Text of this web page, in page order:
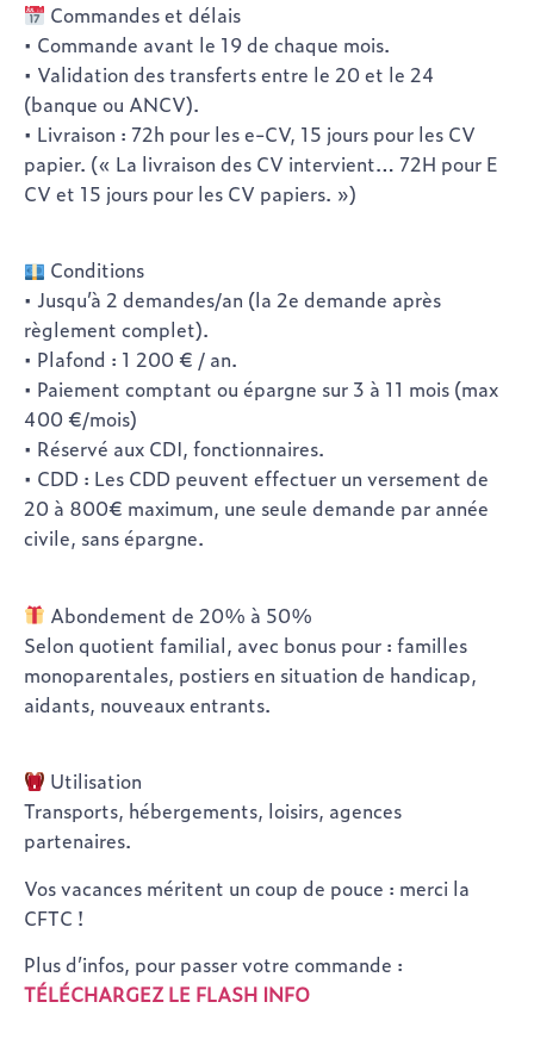
Commandes et délais
• Commande avant le 19 de chaque mois.
• Validation des transferts entre le 20 et le 24
(banque ou ANCV).
• Livraison : 72h pour les e-CV, 15 jours pour les CV
papier. (« La livraison des CV intervient… 72H pour E
CV et 15 jours pour les CV papiers. »)
Conditions
• Jusqu’à 2 demandes/an (la 2e demande après
règlement complet).
• Plafond : 1 200 € / an.
• Paiement comptant ou épargne sur 3 à 11 mois (max
400 €/mois)
• Réservé aux CDI, fonctionnaires.
• CDD : Les CDD peuvent effectuer un versement de
20 à 800€ maximum, une seule demande par année
civile, sans épargne.
Abondement de 20% à 50%
Selon quotient familial, avec bonus pour : familles
monoparentales, postiers en situation de handicap,
aidants, nouveaux entrants.
Utilisation
Transports, hébergements, loisirs, agences
partenaires.
Vos vacances méritent un coup de pouce : merci la
CFTC !
Plus d’infos, pour passer votre commande :
TÉLÉCHARGEZ LE FLASH INFO